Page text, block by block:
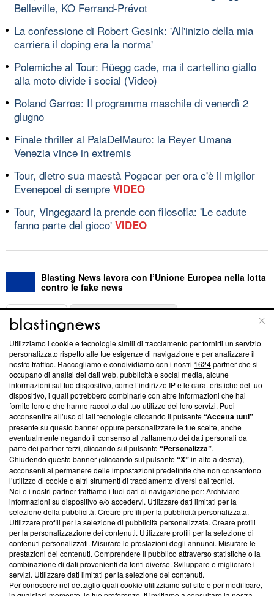
Belleville, KO Ferrand-Prévot
La confessione di Robert Gesink: 'All'inizio della mia
carriera il doping era la norma'
Polemiche al Tour: Rüegg cade, ma il cartellino giallo
alla moto divide i social (Video)
Roland Garros: Il programma maschile di venerdì 2
giugno
Finale thriller al PalaDelMauro: la Reyer Umana
Venezia vince in extremis
Tour, dietro sua maestà Pogacar per ora c'è il miglior
Evenepoel di sempre VIDEO
Tour, Vingegaard la prende con filosofia: 'Le cadute
fanno parte del gioco' VIDEO
Blasting News lavora con l’Unione Europea nella lotta
contro le fake news
ABOUT
Questa sezione offre informazioni trasparenti su Blasting
News, sui nostri processi editoriali e su come ci impegniamo a
creare news di qualità. Inoltre, afferma la nostra aderenza a
‘Trust Project - News with Integrity’Blasting News non è
ancora membro del programma, ma ha richiesto di farne
parte; Trust Project non ha ancora effettuato una verifica di
conformità agli standard.
Su di noi
Team editoriale
Corporate
Redazione
Informativa Privacy
Cookie Policy
Blasting SA, IDI CHE-247.845.224, Via Carlo Frasca, 3 - 6900
Lugano (Svizzera) Tel:+39 0690258937
Utilizziamo i cookie e tecnologie simili di tracciamento per fornirti un servizio
personalizzato rispetto alle tue esigenze di navigazione e per analizzare il
nostro traffico. Raccogliamo e condividiamo con i nostri 1624partner che si
occupano di analisi dei dati web, pubblicità e social media, alcune
informazioni sul tuo dispositivo, come l’indirizzo IP e le caratteristiche del tuo
dispositivo, i quali potrebbero combinarle con altre informazioni che hai
fornito loro o che hanno raccolto dal tuo utilizzo dei loro servizi. Puoi
acconsentire all’uso di tali tecnologie cliccando il pulsante“Accetta tutti”
presente su questo banner oppure personalizzare le tue scelte, anche
eventualmente negando il consenso al trattamento dei dati personali da
parte dei partner terzi, cliccando sul pulsante“Personalizza”.
Chiudendo questo banner (cliccando sul pulsante“X”in alto a destra),
acconsenti al permanere delle impostazioni predefinite che non consentono
l’utilizzo di cookie o altri strumenti di tracciamento diversi dai tecnici.
Noi e i nostri partner trattiamo i tuoi dati di navigazione per: Archiviare
informazioni su dispositivo e/o accedervi. Utilizzare dati limitati per la
selezione della pubblicità. Creare profili per la pubblicità personalizzata.
Utilizzare profili per la selezione di pubblicità personalizzata. Creare profili
per la personalizzazione dei contenuti. Utilizzare profili per la selezione di
contenuti personalizzati. Misurare le prestazioni degli annunci. Misurare le
prestazioni dei contenuti. Comprendere il pubblico attraverso statistiche o la
combinazione di dati provenienti da fonti diverse. Sviluppare e migliorare i
servizi. Utilizzare dati limitati per la selezione dei contenuti.
Per conoscere nel dettaglio quali cookie utilizziamo sul sito e per modificare,